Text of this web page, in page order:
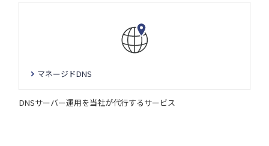
マネージドDNS
DNSサーバー運用を当社が代行するサービス